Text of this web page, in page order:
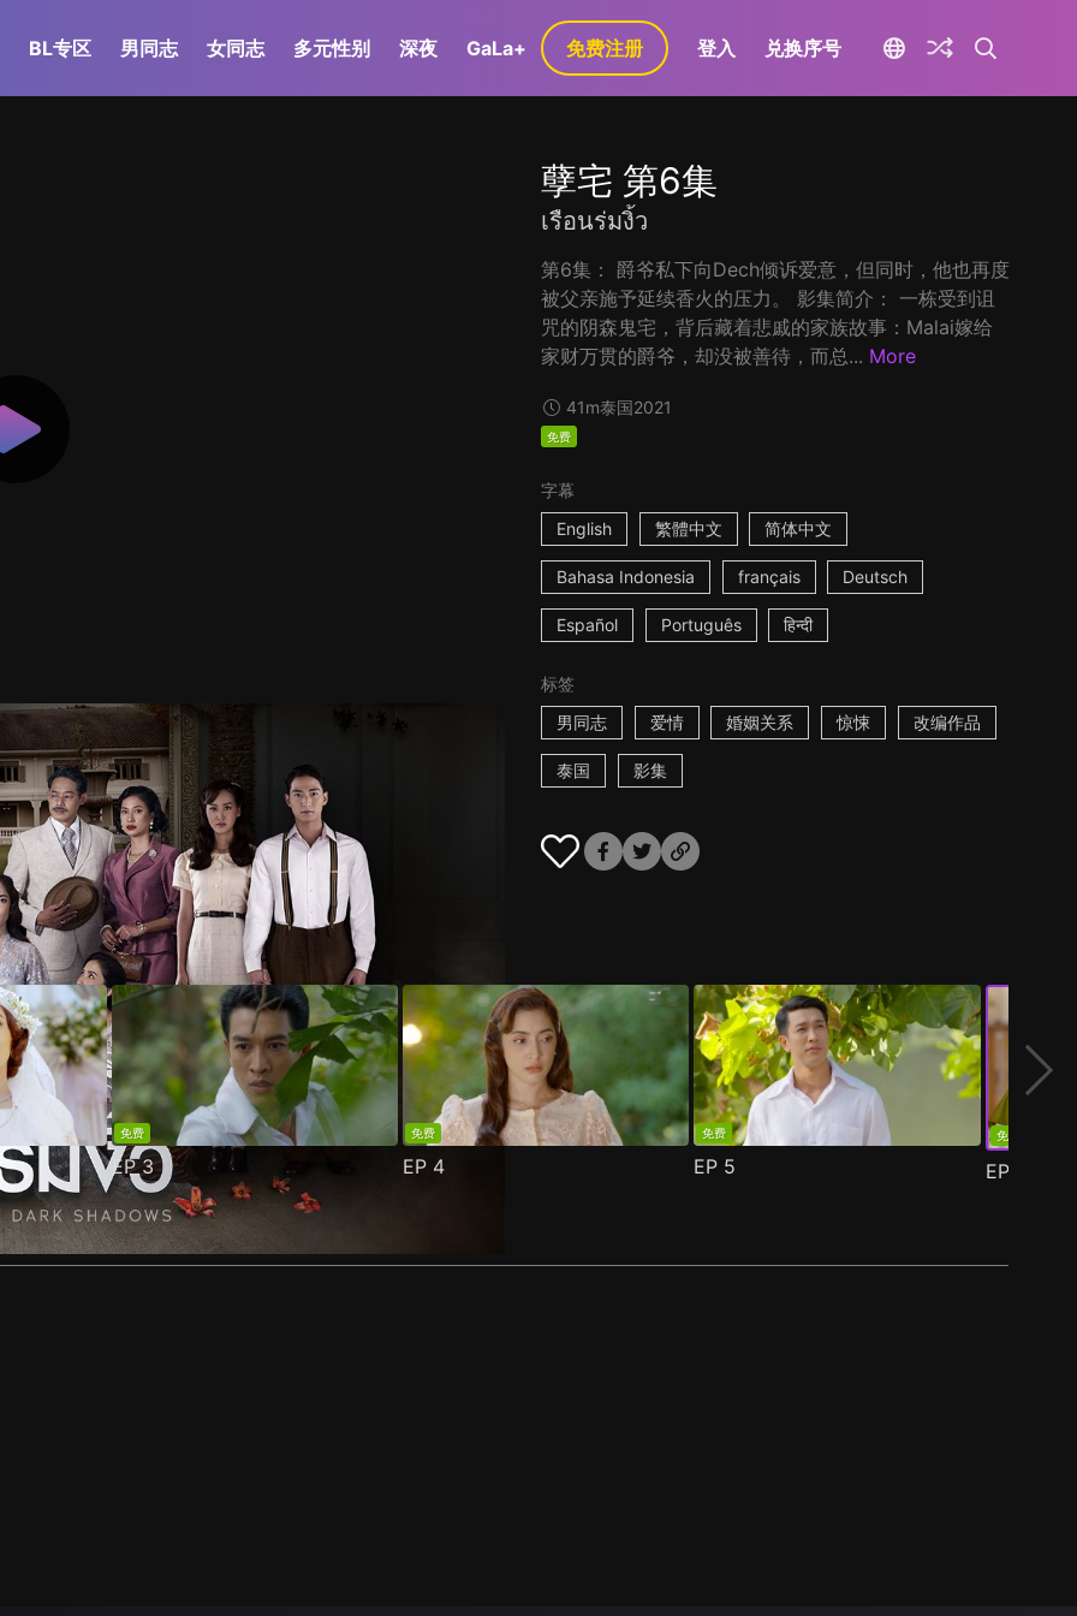
BL专区 男同志 女同志 多元性别 深夜 GaLa+ 免费注册 登入 兑换序号
孽宅 第6集
เรือนร่มงิ้ว
第6集： 爵爷私下向Dech倾诉爱意，但同时，他也再度
被父亲施予延续香火的压力。 影集简介： 一栋受到诅
咒的阴森鬼宅，背后藏着悲戚的家族故事：Malai嫁给
家财万贯的爵爷，却没被善待，而总... More
41m泰国2021
免费
字幕
English
繁體中文 简体中文
Bahasa Indonesia français Deutsch
Español Português हिन्दी
标签
男同志
爱情 婚姻关系 惊悚 改编作品
泰国 影集
免费
EP3
免费
EP 4
免费
EP 5
免费
EP